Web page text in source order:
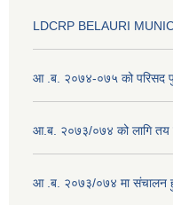
LDCRP BELAURI
आ .ब. २०७४-०७५ को परिसद
आ.ब. २०७३/०७४ को लागि तय
आ .ब. २०७३/०७४ मा संचालन